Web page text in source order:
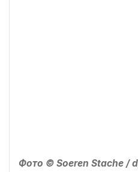
Фото © Soeren Stache /